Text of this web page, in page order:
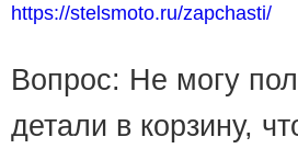
https://stelsmoto.ru/zapchasti/
Вопрос: Не могу
детали в корзину,